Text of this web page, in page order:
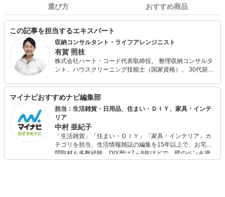
選び方 おすすめ商品
この記事を担当するエキスパート
収納コンサルタント・ライフアレンジニスト
有賀 照枝
株式会社ハート・コード代表取締役。 整理収納コンサルタ
ント、ハウスクリーニング技能士（国家資格）。 30代前半
気に人生のどん底を経験し、整理収納理論に出会ってから
人生が好転。 ご縁あって「部屋磨きは自分磨き・職場磨き
はスタッフ磨き」をモットーに家事代行・整理収納関連事
業で2007年に独立。 自身の経験からも環境を整えると色々
なことが整ってくることを痛感しているので、個人や企業
にコンサルティングやセミナーなど様々な形でその大切さ
をお伝えしている。 2012年から現場をよく知る家事・収納
用品の説明ゲストとしてジュピターショップチャンネルに
出演中。商品の企画、売り方の提案等にも携わっており、1
マイナビおすすめナビ編集部
担当：生活雑貨・日用品、住まい・ＤＩＹ、家具・インテ
リア
中村 亜紀子
「生活雑貨」「住まい・ＤＩＹ」「家具・インテリア」カ
テゴリを担当。生活情報雑誌の編集を15年以上で、お宅訪
問取材も多数経験。DIY歴は7～8年ほどで、壁のペンキ塗
りや壁紙チェンジなどもチャレンジ済み。初心者でもモノ